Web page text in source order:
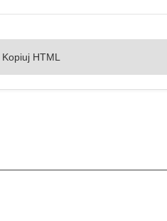
Kopiuj HTML